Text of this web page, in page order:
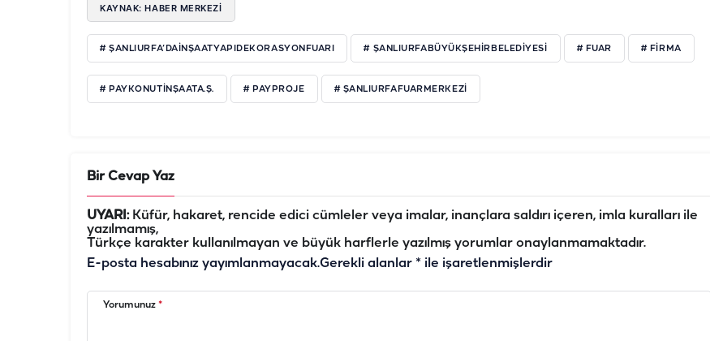
KAYNAK: HABER MERKEZI
# ŞANLIURFA’DAİNŞAATYAPIDEKORASYONFUARI # ŞANLIURFABÜYÜKŞEHIRBELEDIYESI # FUAR # FIRMA
# PAYKONUTİNŞAATA.Ş. # PAYPROJE # ŞANLIURFAFUARMERKEZI
Bir Cevap Yaz
UYARI:Küfür, hakaret, rencide edici cümleler veya imalar, inançlara saldırı içeren, imla kuralları ile
yazılmamış,
Türkçe karakter kullanılmayan ve büyük harflerle yazılmış yorumlar onaylanmamaktadır.
E-posta hesabınız yayımlanmayacak.Gerekli alanlar * ile işaretlenmişlerdir
Yorumunuz *